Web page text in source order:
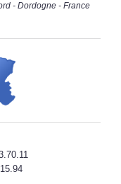
- Dordogne - France